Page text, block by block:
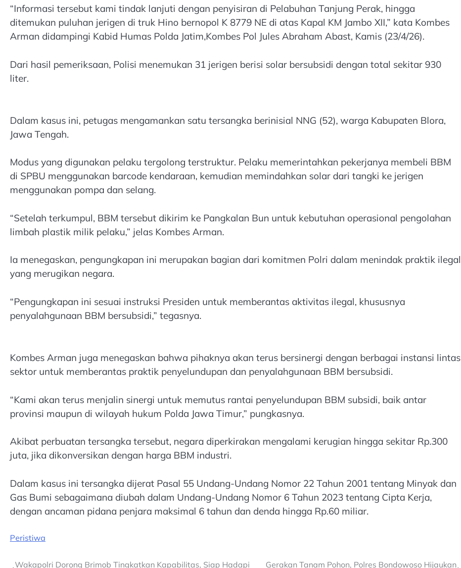
“Informasi tersebut kami tindak lanjuti dengan penyisiran di Pelabuhan Tanjung Perak, hingga
ditemukan puluhan jerigen di truk Hino bernopol K 8779 NE di atas Kapal KM Jambo XII,” kata Kombes
Arman didampingi Kabid Humas Polda Jatim,Kombes Pol Jules Abraham Abast, Kamis (23/4/26).
Dari hasil pemeriksaan, Polisi menemukan 31 jerigen berisi solar bersubsidi dengan total sekitar 930
liter.
Dalam kasus ini, petugas mengamankan satu tersangka berinisial NNG (52), warga Kabupaten Blora,
Jawa Tengah.
Modus yang digunakan pelaku tergolong terstruktur. Pelaku memerintahkan pekerjanya membeli BBM
di SPBU menggunakan barcode kendaraan, kemudian memindahkan solar dari tangki ke jerigen
menggunakan pompa dan selang.
“Setelah terkumpul, BBM tersebut dikirim ke Pangkalan Bun untuk kebutuhan operasional pengolahan
limbah plastik milik pelaku,” jelas Kombes Arman.
Ia menegaskan, pengungkapan ini merupakan bagian dari komitmen Polri dalam menindak praktik ilegal
yang merugikan negara.
“Pengungkapan ini sesuai instruksi Presiden untuk memberantas aktivitas ilegal, khususnya
penyalahgunaan BBM bersubsidi,” tegasnya.
Kombes Arman juga menegaskan bahwa pihaknya akan terus bersinergi dengan berbagai instansi lintas
sektor untuk memberantas praktik penyelundupan dan penyalahgunaan BBM bersubsidi.
“Kami akan terus menjalin sinergi untuk memutus rantai penyelundupan BBM subsidi, baik antar
provinsi maupun di wilayah hukum Polda Jawa Timur,” pungkasnya.
Akibat perbuatan tersangka tersebut, negara diperkirakan mengalami kerugian hingga sekitar Rp.300
juta, jika dikonversikan dengan harga BBM industri.
Dalam kasus ini tersangka dijerat Pasal 55 Undang-Undang Nomor 22 Tahun 2001 tentang Minyak dan
Gas Bumi sebagaimana diubah dalam Undang-Undang Nomor 6 Tahun 2023 tentang Cipta Kerja,
dengan ancaman pidana penjara maksimal 6 tahun dan denda hingga Rp.60 miliar.
Peristiwa
Wakapolri Dorong Brimob Tingkatkan Kapabilitas, Siap Hadapi
Gerakan Tanam Pohon, Polres Bondowoso Hijaukan